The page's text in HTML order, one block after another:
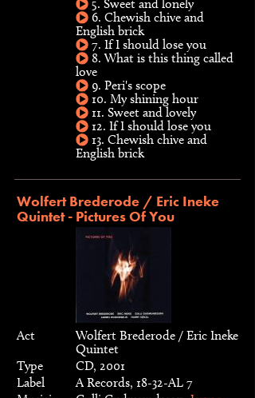
5. Sweet and lonely
6. Chewish chive and
English brick
7. If I should lose you
8. What is this thing called
love
9. Peri's scope
10. My shining hour
11. Sweet and lovely
12. If I should lose you
13. Chewish chive and
English brick
Wolfert Brederode / Eric Ineke
Quintet - Pictures Of You
Act
Wolfert Brederode / Eric Ineke
Quintet
Type
CD, 2001
Label
A Records, 18-32-AL 7